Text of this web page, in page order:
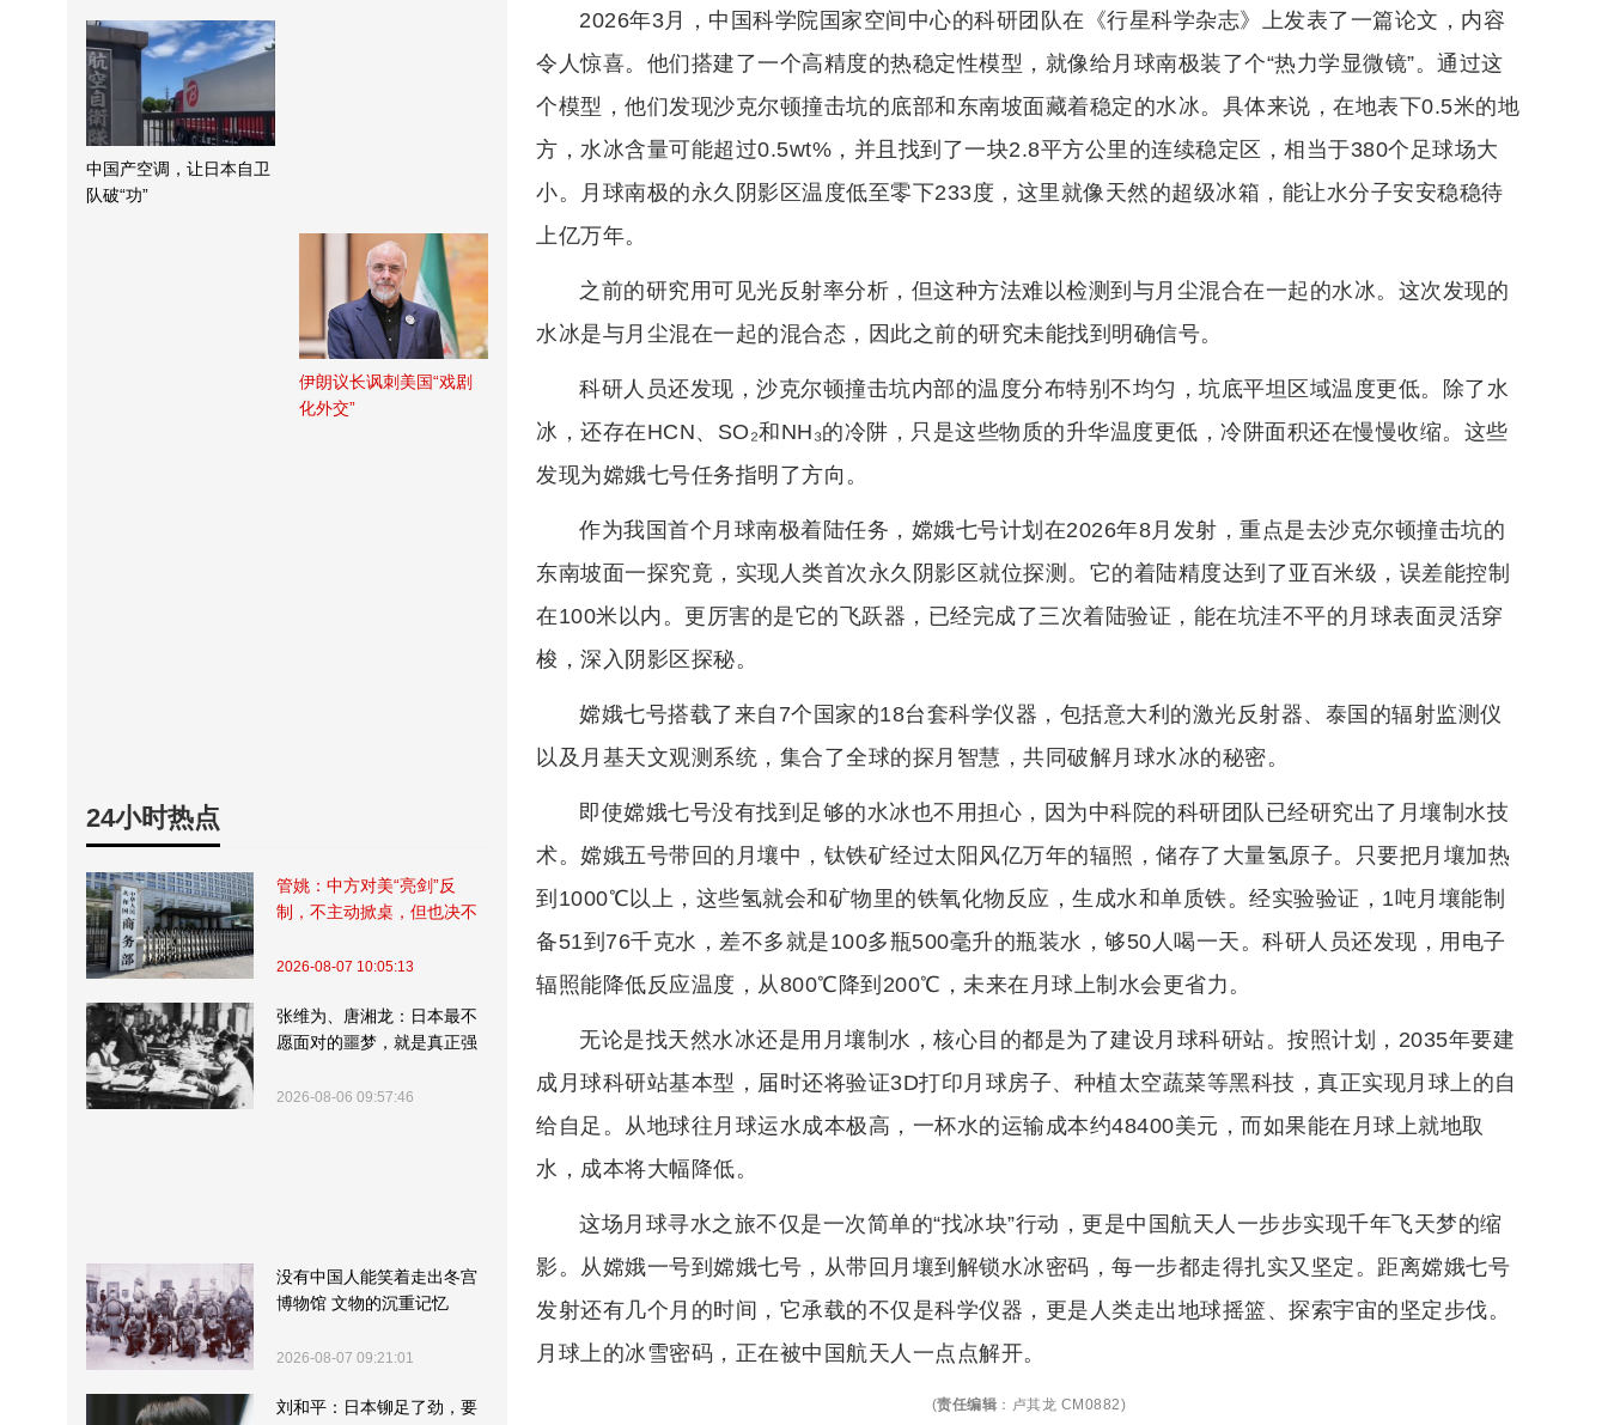
中国产空调，让日本自卫
队破“功”
伊朗议长讽刺美国“戏剧
化外交”
24小时热点
管姚：中方对美“亮剑”反
制，不主动掀桌，但也决不
2026-08-07 10:05:13
张维为、唐湘龙：日本最不
愿面对的噩梦，就是真正强
2026-08-06 09:57:46
没有中国人能笑着走出冬宫
博物馆 文物的沉重记忆
2026-08-07 09:21:01
刘和平：日本铆足了劲，要
2026年3月，中国科学院国家空间中心的科研团队在《行星科学杂志》上发表了一篇论文，内容
令人惊喜。他们搭建了一个高精度的热稳定性模型，就像给月球南极装了个“热力学显微镜”。通过这
个模型，他们发现沙克尔顿撞击坑的底部和东南坡面藏着稳定的水冰。具体来说，在地表下0.5米的地
方，水冰含量可能超过0.5wt%，并且找到了一块2.8平方公里的连续稳定区，相当于380个足球场大
小。月球南极的永久阴影区温度低至零下233度，这里就像天然的超级冰箱，能让水分子安安稳稳待
上亿万年。
之前的研究用可见光反射率分析，但这种方法难以检测到与月尘混合在一起的水冰。这次发现的
水冰是与月尘混在一起的混合态，因此之前的研究未能找到明确信号。
科研人员还发现，沙克尔顿撞击坑内部的温度分布特别不均匀，坑底平坦区域温度更低。除了水
冰，还存在HCN、SO₂和NH₃的冷阱，只是这些物质的升华温度更低，冷阱面积还在慢慢收缩。这些
发现为嫦娥七号任务指明了方向。
作为我国首个月球南极着陆任务，嫦娥七号计划在2026年8月发射，重点是去沙克尔顿撞击坑的
东南坡面一探究竟，实现人类首次永久阴影区就位探测。它的着陆精度达到了亚百米级，误差能控制
在100米以内。更厉害的是它的飞跃器，已经完成了三次着陆验证，能在坑洼不平的月球表面灵活穿
梭，深入阴影区探秘。
嫦娥七号搭载了来自7个国家的18台套科学仪器，包括意大利的激光反射器、泰国的辐射监测仪
以及月基天文观测系统，集合了全球的探月智慧，共同破解月球水冰的秘密。
即使嫦娥七号没有找到足够的水冰也不用担心，因为中科院的科研团队已经研究出了月壤制水技
术。嫦娥五号带回的月壤中，钛铁矿经过太阳风亿万年的辐照，储存了大量氢原子。只要把月壤加热
到1000℃以上，这些氢就会和矿物里的铁氧化物反应，生成水和单质铁。经实验验证，1吨月壤能制
备51到76千克水，差不多就是100多瓶500毫升的瓶装水，够50人喝一天。科研人员还发现，用电子
辐照能降低反应温度，从800℃降到200℃，未来在月球上制水会更省力。
无论是找天然水冰还是用月壤制水，核心目的都是为了建设月球科研站。按照计划，2035年要建
成月球科研站基本型，届时还将验证3D打印月球房子、种植太空蔬菜等黑科技，真正实现月球上的自
给自足。从地球往月球运水成本极高，一杯水的运输成本约48400美元，而如果能在月球上就地取
水，成本将大幅降低。
这场月球寻水之旅不仅是一次简单的“找冰块”行动，更是中国航天人一步步实现千年飞天梦的缩
影。从嫦娥一号到嫦娥七号，从带回月壤到解锁水冰密码，每一步都走得扎实又坚定。距离嫦娥七号
发射还有几个月的时间，它承载的不仅是科学仪器，更是人类走出地球摇篮、探索宇宙的坚定步伐。
月球上的冰雪密码，正在被中国航天人一点点解开。
(责任编辑 ： 卢其龙 CM0882)